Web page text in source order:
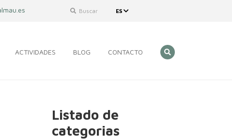
Buscar ES
ACTIVIDADES BLOG CONTACTO
Listado de
categorias